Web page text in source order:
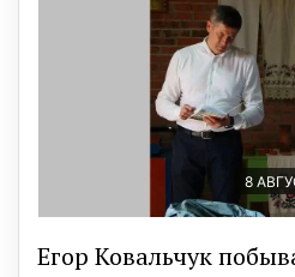
8
Егор Ковальчук